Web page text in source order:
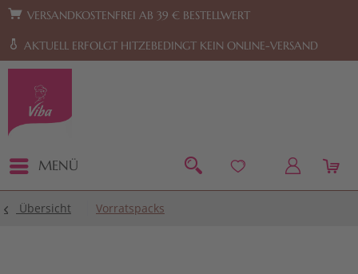
Zur Hauptnavigation springen Zum Footer springen
VERSANDKOSTENFREI AB 39 € BESTELLWERT
AKTUELL ERFOLGT HITZEBEDINGT KEIN ONLINE-VERSAND
MENÜ
Übersicht Vorratspacks